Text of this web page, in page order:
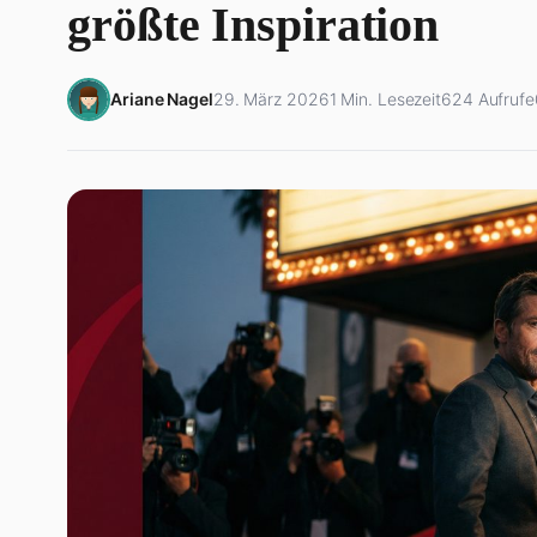
größte Inspiration
Ariane Nagel29. März 20261 Min. Lesezeit624 Aufrufe